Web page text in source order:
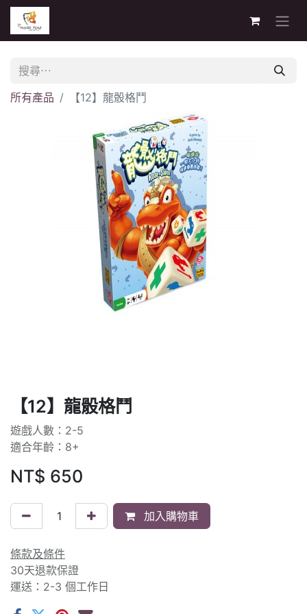
所有產品 【12】龍骰格鬥
【12】龍骰格鬥
遊戲人數：2-5
適合年齡：8+
NT$ 650
加入購物車
條款及條件
30天退款保證
運送：2-3 個工作日